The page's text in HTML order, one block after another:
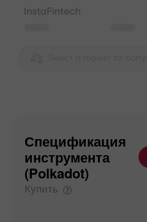
Спецификация
инструмента
(Polkadot)
Купить